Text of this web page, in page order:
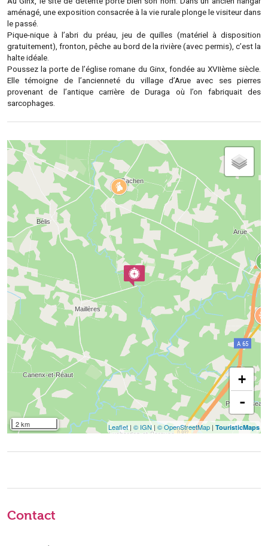
aménagé, une exposition consacrée à la vie rurale plonge le visiteur dans
le passé.
Pique-nique à l’abri du préau, jeu de quilles (matériel à disposition
gratuitement), fronton, pêche au bord de la rivière (avec permis), c’est la
halte idéale.
Poussez la porte de l’église romane du Ginx, fondée au XVIIème siècle.
Elle témoigne de l’ancienneté du village d’Arue avec ses pierres
provenant de l’antique carrière de Duraga où l’on fabriquait des
sarcophages.
2 km
+
-
Leaflet | © IGN| © OpenStreetMap | TouristicMaps
Contact